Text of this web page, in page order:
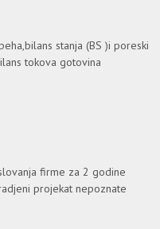
stanja (BS )i poreski
tokova gotovina
firme za 2 godine
projekat nepoznate